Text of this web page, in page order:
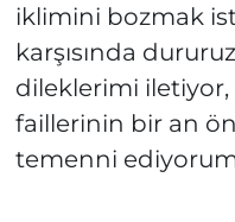
iklimini bozmak
karşısında
dileklerimi iletiyor,
faillerinin bir an
temenni